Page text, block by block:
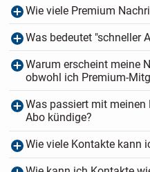
Wie viele Premium
Was bedeutet "schneller
Warum erscheint meine
obwohl ich Premium-
Was passiert mit meinen
Abo kündige?
Wie viele Kontakte kann